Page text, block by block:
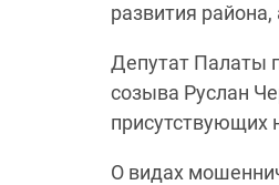
развития
Депутат Палаты
созыва Руслан
присутствующих
О видах